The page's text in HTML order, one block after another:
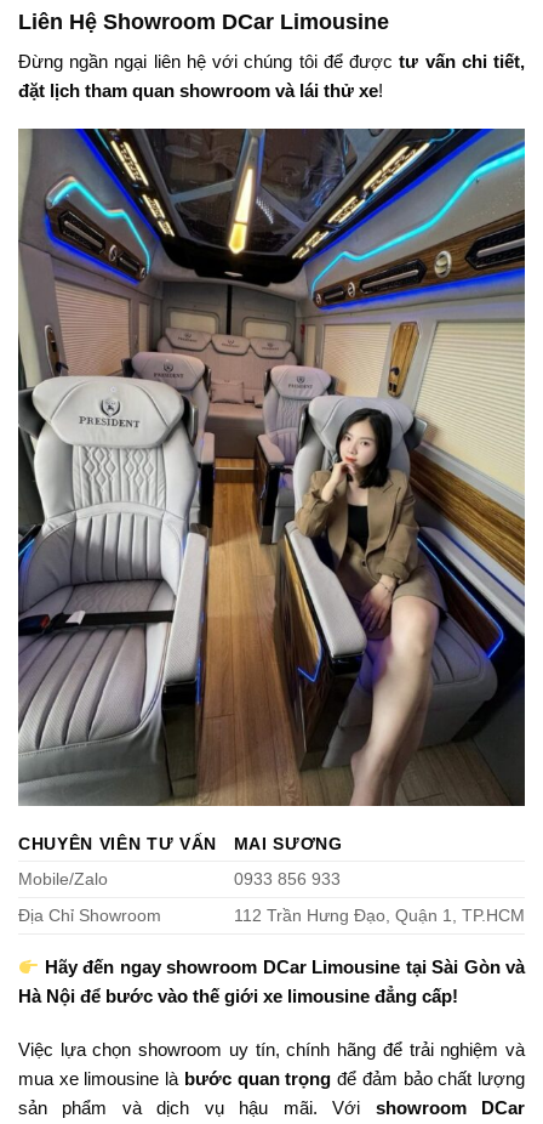
Liên Hệ Showroom DCar Limousine
Đừng ngần ngại liên hệ với chúng tôi để đượctư vấn chi tiết,
đặt lịch tham quan showroom và lái thử xe!
CHUYÊN VIÊN TƯ VẤN
MAI SƯƠNG
Mobile/Zalo
0933 856 933
Địa Chỉ Showroom
112 Trần Hưng Đạo, Quận 1, TP.HCM
Hãy đến ngay showroom DCar Limousine tại Sài Gòn và
Hà Nội để bước vào thế giới xe limousine đẳng cấp!
Việc lựa chọn showroom uy tín, chính hãng để trải nghiệm và
mua xe limousine là bước quan trọng để đảm bảo chất lượng
sản phẩm và dịch vụ hậu mãi. Với showroom DCar